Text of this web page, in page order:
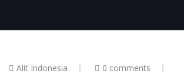
Alit Indonesia
0 comments